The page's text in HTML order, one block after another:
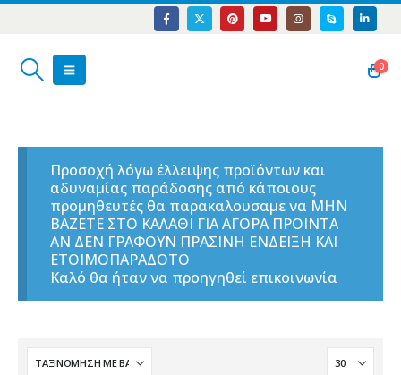
0
Προσοχή λόγω έλλειψης προϊόντων και
αδυναμίας παράδοσης από κάποιους
προμηθευτές θα παρακαλουσαμε να ΜΗΝ
ΒΑΖΕΤΕ ΣΤΟ ΚΑΛΑΘΙ ΓΙΑ ΑΓΟΡΑ ΠΡΟΙΝΤΑ
ΑΝ ΔΕΝ ΓΡΑΦΟΥΝ ΠΡΑΣΙΝΗ ΕΝΔΕΙΞΗ ΚΑΙ
ΕΤΟΙΜΟΠΑΡΑΔΟΤΟ
Καλό θα ήταν να προηγηθεί επικοινωνία